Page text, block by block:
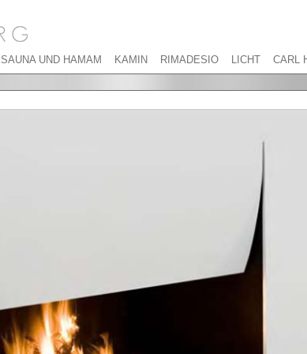
SAUNA UND HAMAM KAMIN RIMADESIO LICHT CARL